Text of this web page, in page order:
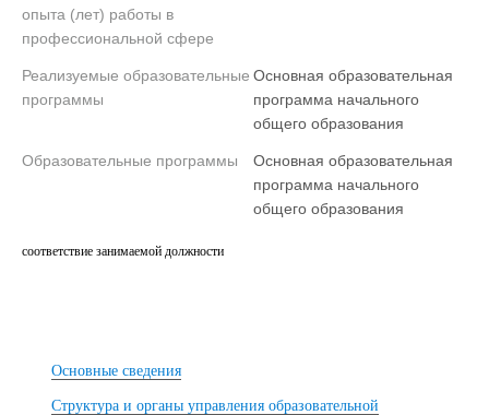
опыта (лет) работы в
профессиональной сфере
Реализуемые образовательные
программы
Основная образовательная
программа начального
общего образования
Образовательные программы
Основная образовательная
программа начального
общего образования
соответствие занимаемой должности
Основные сведения
Структура и органы управления образовательной